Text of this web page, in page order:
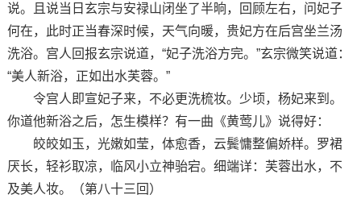
说。且说当日玄宗与安禄山闭坐了半晌，回顾左右，问妃子
何在，此时正当春深时候，天气向暖，贵妃方在后宫坐兰汤
洗浴。宫人回报玄宗说道，“妃子洗浴方完。”玄宗微笑说道：
“美人新浴，正如出水芙蓉。”
令宫人即宣妃子来，不必更洗梳妆。少顷，杨妃来到。
你道他新浴之后，怎生模样？有一曲《黄莺儿》说得好：
皎皎如玉，光嫩如莹，体愈香，云鬓慵整偏娇样。罗裙
厌长，轻衫取凉，临风小立神骀宕。细端详：芙蓉出水，不
及美人妆。（第八十三回）